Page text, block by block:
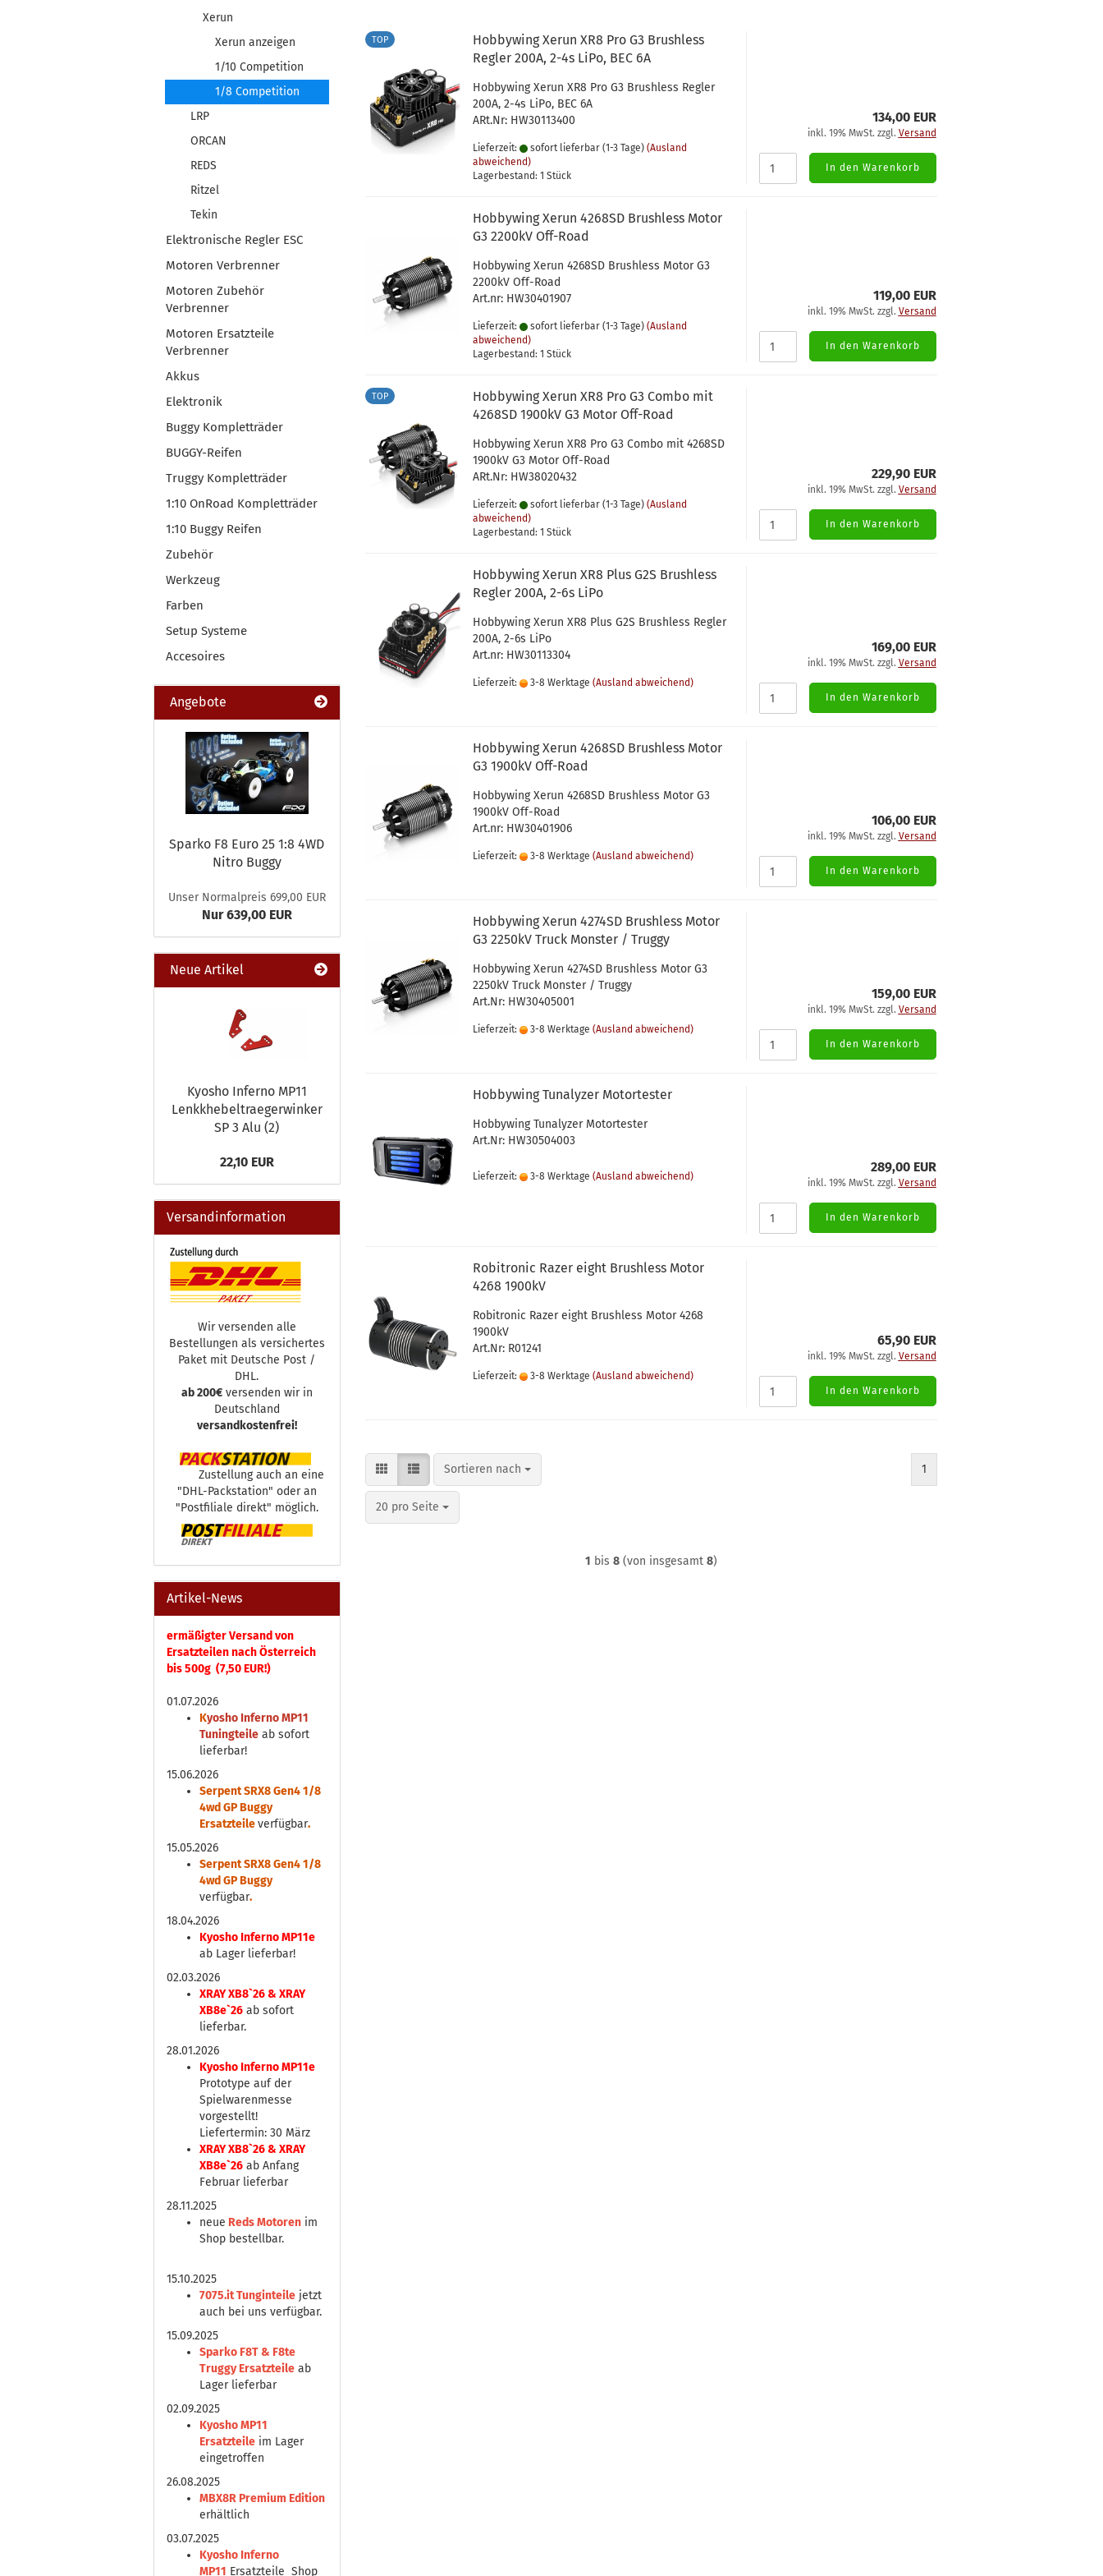
TOP
Hobbywing Xerun XR8 Pro G3 Brushless
Regler 200A, 2-4s LiPo, BEC 6A
Hobbywing Xerun XR8 Pro G3 Brushless Regler
200A, 2-4s LiPo, BEC 6A
ARt.Nr: HW30113400
Lieferzeit: sofort lieferbar (1-3 Tage) (Ausland
abweichend)
Lagerbestand: 1 Stück
134,00 EUR
inkl. 19% MwSt. zzgl. Versand
In den Warenkorb
Hobbywing Xerun 4268SD Brushless Motor
G3 2200kV Off-Road
Hobbywing Xerun 4268SD Brushless Motor G3
2200kV Off-Road
Art.nr: HW30401907
Lieferzeit: sofort lieferbar (1-3 Tage) (Ausland
abweichend)
Lagerbestand: 1 Stück
119,00 EUR
inkl. 19% MwSt. zzgl. Versand
In den Warenkorb
TOP
Hobbywing Xerun XR8 Pro G3 Combo mit
4268SD 1900kV G3 Motor Off-Road
Hobbywing Xerun XR8 Pro G3 Combo mit 4268SD
1900kV G3 Motor Off-Road
ARt.Nr: HW38020432
Lieferzeit: sofort lieferbar (1-3 Tage) (Ausland
abweichend)
Lagerbestand: 1 Stück
229,90 EUR
inkl. 19% MwSt. zzgl. Versand
In den Warenkorb
Hobbywing Xerun XR8 Plus G2S Brushless
Regler 200A, 2-6s LiPo
Hobbywing Xerun XR8 Plus G2S Brushless Regler
200A, 2-6s LiPo
Art.nr: HW30113304
Lieferzeit: 3-8 Werktage (Ausland abweichend)
169,00 EUR
inkl. 19% MwSt. zzgl. Versand
In den Warenkorb
Hobbywing Xerun 4268SD Brushless Motor
G3 1900kV Off-Road
Hobbywing Xerun 4268SD Brushless Motor G3
1900kV Off-Road
Art.nr: HW30401906
Lieferzeit: 3-8 Werktage (Ausland abweichend)
106,00 EUR
inkl. 19% MwSt. zzgl. Versand
In den Warenkorb
Hobbywing Xerun 4274SD Brushless Motor
G3 2250kV Truck Monster / Truggy
Hobbywing Xerun 4274SD Brushless Motor G3
2250kV Truck Monster / Truggy
Art.Nr: HW30405001
Lieferzeit: 3-8 Werktage (Ausland abweichend)
159,00 EUR
inkl. 19% MwSt. zzgl. Versand
In den Warenkorb
Hobbywing Tunalyzer Motortester
Hobbywing Tunalyzer Motortester
Art.Nr: HW30504003
Lieferzeit: 3-8 Werktage (Ausland abweichend)
289,00 EUR
inkl. 19% MwSt. zzgl. Versand
In den Warenkorb
Robitronic Razer eight Brushless Motor
4268 1900kV
Robitronic Razer eight Brushless Motor 4268
1900kV
Art.Nr: R01241
Lieferzeit: 3-8 Werktage (Ausland abweichend)
65,90 EUR
inkl. 19% MwSt. zzgl. Versand
In den Warenkorb
Sortieren nach
Sortieren nach
20 pro Seite
pro Seite
1
1 bis 8(von insgesamt 8)
Xerun
Xerun anzeigen
1/10 Competition
1/8 Competition
LRP
ORCAN
REDS
Ritzel
Tekin
Elektronische Regler ESC
Motoren Verbrenner
Motoren Zubehör
Verbrenner
Motoren Ersatzteile
Verbrenner
Akkus
Elektronik
Buggy Kompletträder
BUGGY-Reifen
Truggy Kompletträder
1:10 OnRoad Kompletträder
1:10 Buggy Reifen
Zubehör
Werkzeug
Farben
Setup Systeme
Accesoires
Angebote
Sparko F8 Euro 25 1:8 4WD
Nitro Buggy
Unser Normalpreis 699,00 EUR
Nur 639,00 EUR
Neue Artikel
Kyosho Inferno MP11
Lenkkhebeltraegerwinker
SP 3 Alu (2)
22,10 EUR
Versandinformation
Wir versenden alle
Bestellungen als versichertes
Paket mit Deutsche Post /
DHL.
ab 200€versenden wir in
Deutschland
versandkostenfrei!
Zustellung auch an eine
"DHL-Packstation" oder an
"Postfiliale direkt" möglich.
Artikel-News
ermäßigter Versand von
Ersatzteilen nach Österreich
bis 500g (7,50 EUR!)
01.07.2026
Kyosho Inferno MP11
Tuningteile ab sofort
lieferbar!
15.06.2026
Serpent SRX8 Gen4 1/8
4wd GP Buggy
Ersatzteileverfügbar.
15.05.2026
Serpent SRX8 Gen4 1/8
4wd GP Buggy
verfügbar.
18.04.2026
Kyosho Inferno MP11e
ab Lager lieferbar!
02.03.2026
XRAY XB8`26 & XRAY
XB8e`26 ab sofort
lieferbar.
28.01.2026
Kyosho Inferno MP11e
Prototype auf der
Spielwarenmesse
vorgestellt!
Liefertermin: 30 März
XRAY XB8`26 & XRAY
XB8e`26 ab Anfang
Februar lieferbar
28.11.2025
neue Reds Motoren im
Shop bestellbar.
15.10.2025
7075.it Tunginteile jetzt
auch bei uns verfügbar.
15.09.2025
Sparko F8T & F8te
Truggy Ersatzteile ab
Lager lieferbar
02.09.2025
Kyosho MP11
Ersatzteile im Lager
eingetroffen
26.08.2025
MBX8R Premium Edition
erhältlich
03.07.2025
Kyosho Inferno
MP11 Ersatzteile Shop